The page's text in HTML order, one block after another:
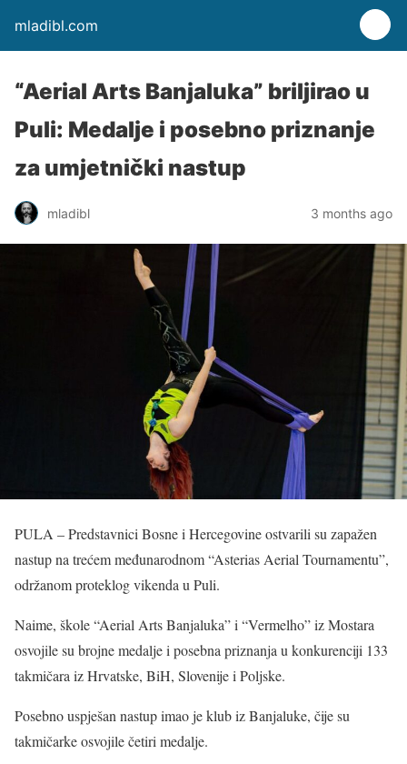
mladibl.com
“Aerial Arts Banjaluka” briljirao u
Puli: Medalje i posebno priznanje
za umjetnički nastup
mladibl 3 months ago
PULA – Predstavnici Bosne i Hercegovine ostvarili su zapažen
nastup na trećem međunarodnom “Asterias Aerial Tournamentu”,
održanom proteklog vikenda u Puli.
Naime, škole “Aerial Arts Banjaluka” i “Vermelho” iz Mostara
osvojile su brojne medalje i posebna priznanja u konkurenciji 133
takmičara iz Hrvatske, BiH, Slovenije i Poljske.
Posebno uspješan nastup imao je klub iz Banjaluke, čije su
takmičarke osvojile četiri medalje.